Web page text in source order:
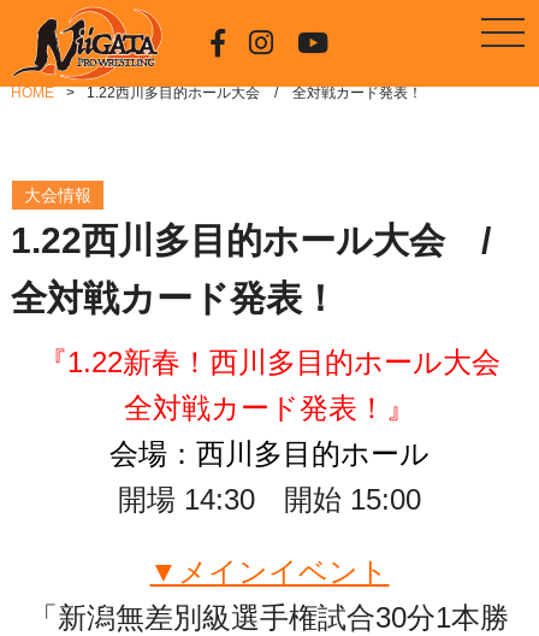
HOME 1.22西川多目的ホール大会 / 全対戦カード発表！
大会情報
1.22西川多目的ホール大会 /
全対戦カード発表！
『1.22新春！西川多目的ホール大会
全対戦カード発表！』
会場：西川多目的ホール
開場 14:30 開始 15:00
▼メインイベント
「新潟無差別級選手権試合30分1本勝